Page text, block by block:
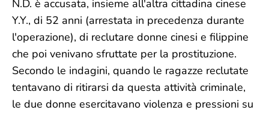
N.D. è accusata, insieme all'altra cittadina cinese
Y.Y., di 52 anni (arrestata in precedenza durante
l'operazione), di reclutare donne cinesi e filippine
che poi venivano sfruttate per la prostituzione.
Secondo le indagini, quando le ragazze reclutate
tentavano di ritirarsi da questa attività criminale,
le due donne esercitavano violenza e pressioni su